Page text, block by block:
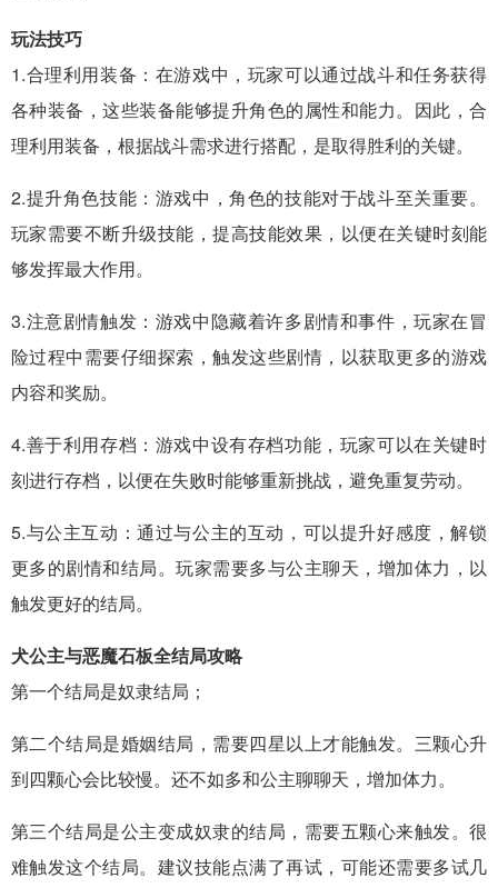
玩法技巧
1.合理利用装备：在游戏中，玩家可以通过战斗和任务获得
各种装备，这些装备能够提升角色的属性和能力。因此，合
理利用装备，根据战斗需求进行搭配，是取得胜利的关键。
2.提升角色技能：游戏中，角色的技能对于战斗至关重要。
玩家需要不断升级技能，提高技能效果，以便在关键时刻能
够发挥最大作用。
3.注意剧情触发：游戏中隐藏着许多剧情和事件，玩家在冒
险过程中需要仔细探索，触发这些剧情，以获取更多的游戏
内容和奖励。
4.善于利用存档：游戏中设有存档功能，玩家可以在关键时
刻进行存档，以便在失败时能够重新挑战，避免重复劳动。
5.与公主互动：通过与公主的互动，可以提升好感度，解锁
更多的剧情和结局。玩家需要多与公主聊天，增加体力，以
触发更好的结局。
犬公主与恶魔石板全结局攻略
第一个结局是奴隶结局；
第二个结局是婚姻结局，需要四星以上才能触发。三颗心升
到四颗心会比较慢。还不如多和公主聊聊天，增加体力。
第三个结局是公主变成奴隶的结局，需要五颗心来触发。很
难触发这个结局。建议技能点满了再试，可能还需要多试几